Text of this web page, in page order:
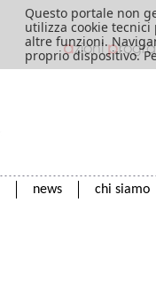
news chi siamo
Questo portale non
utilizza cookie
altre funzioni.
proprio dispositivo.